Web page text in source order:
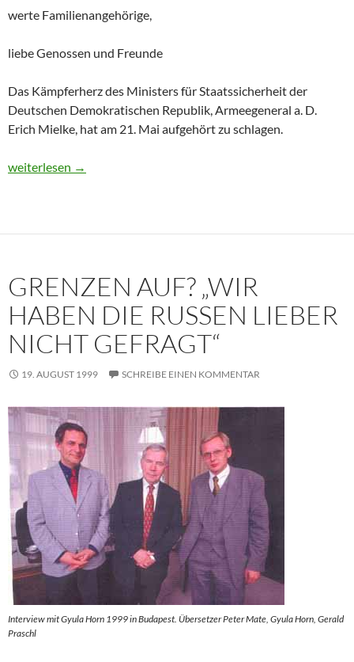
werte Familienangehörige,
liebe Genossen und Freunde
Das Kämpferherz des Ministers für Staatssicherheit der
Deutschen Demokratischen Republik, Armeegeneral a. D.
Erich Mielke, hat am 21. Mai aufgehört zu schlagen.
Historisches Dokument: Die Trauerrede für Erich Mielke (1907-
weiterlesen →
GRENZEN AUF? „WIR
HABEN DIE RUSSEN LIEBER
NICHT GEFRAGT“
19. AUGUST 1999 SCHREIBE EINEN KOMMENTAR
Interview mit Gyula Horn 1999 in Budapest. Übersetzer Peter Mate, Gyula Horn, Gerald
Praschl